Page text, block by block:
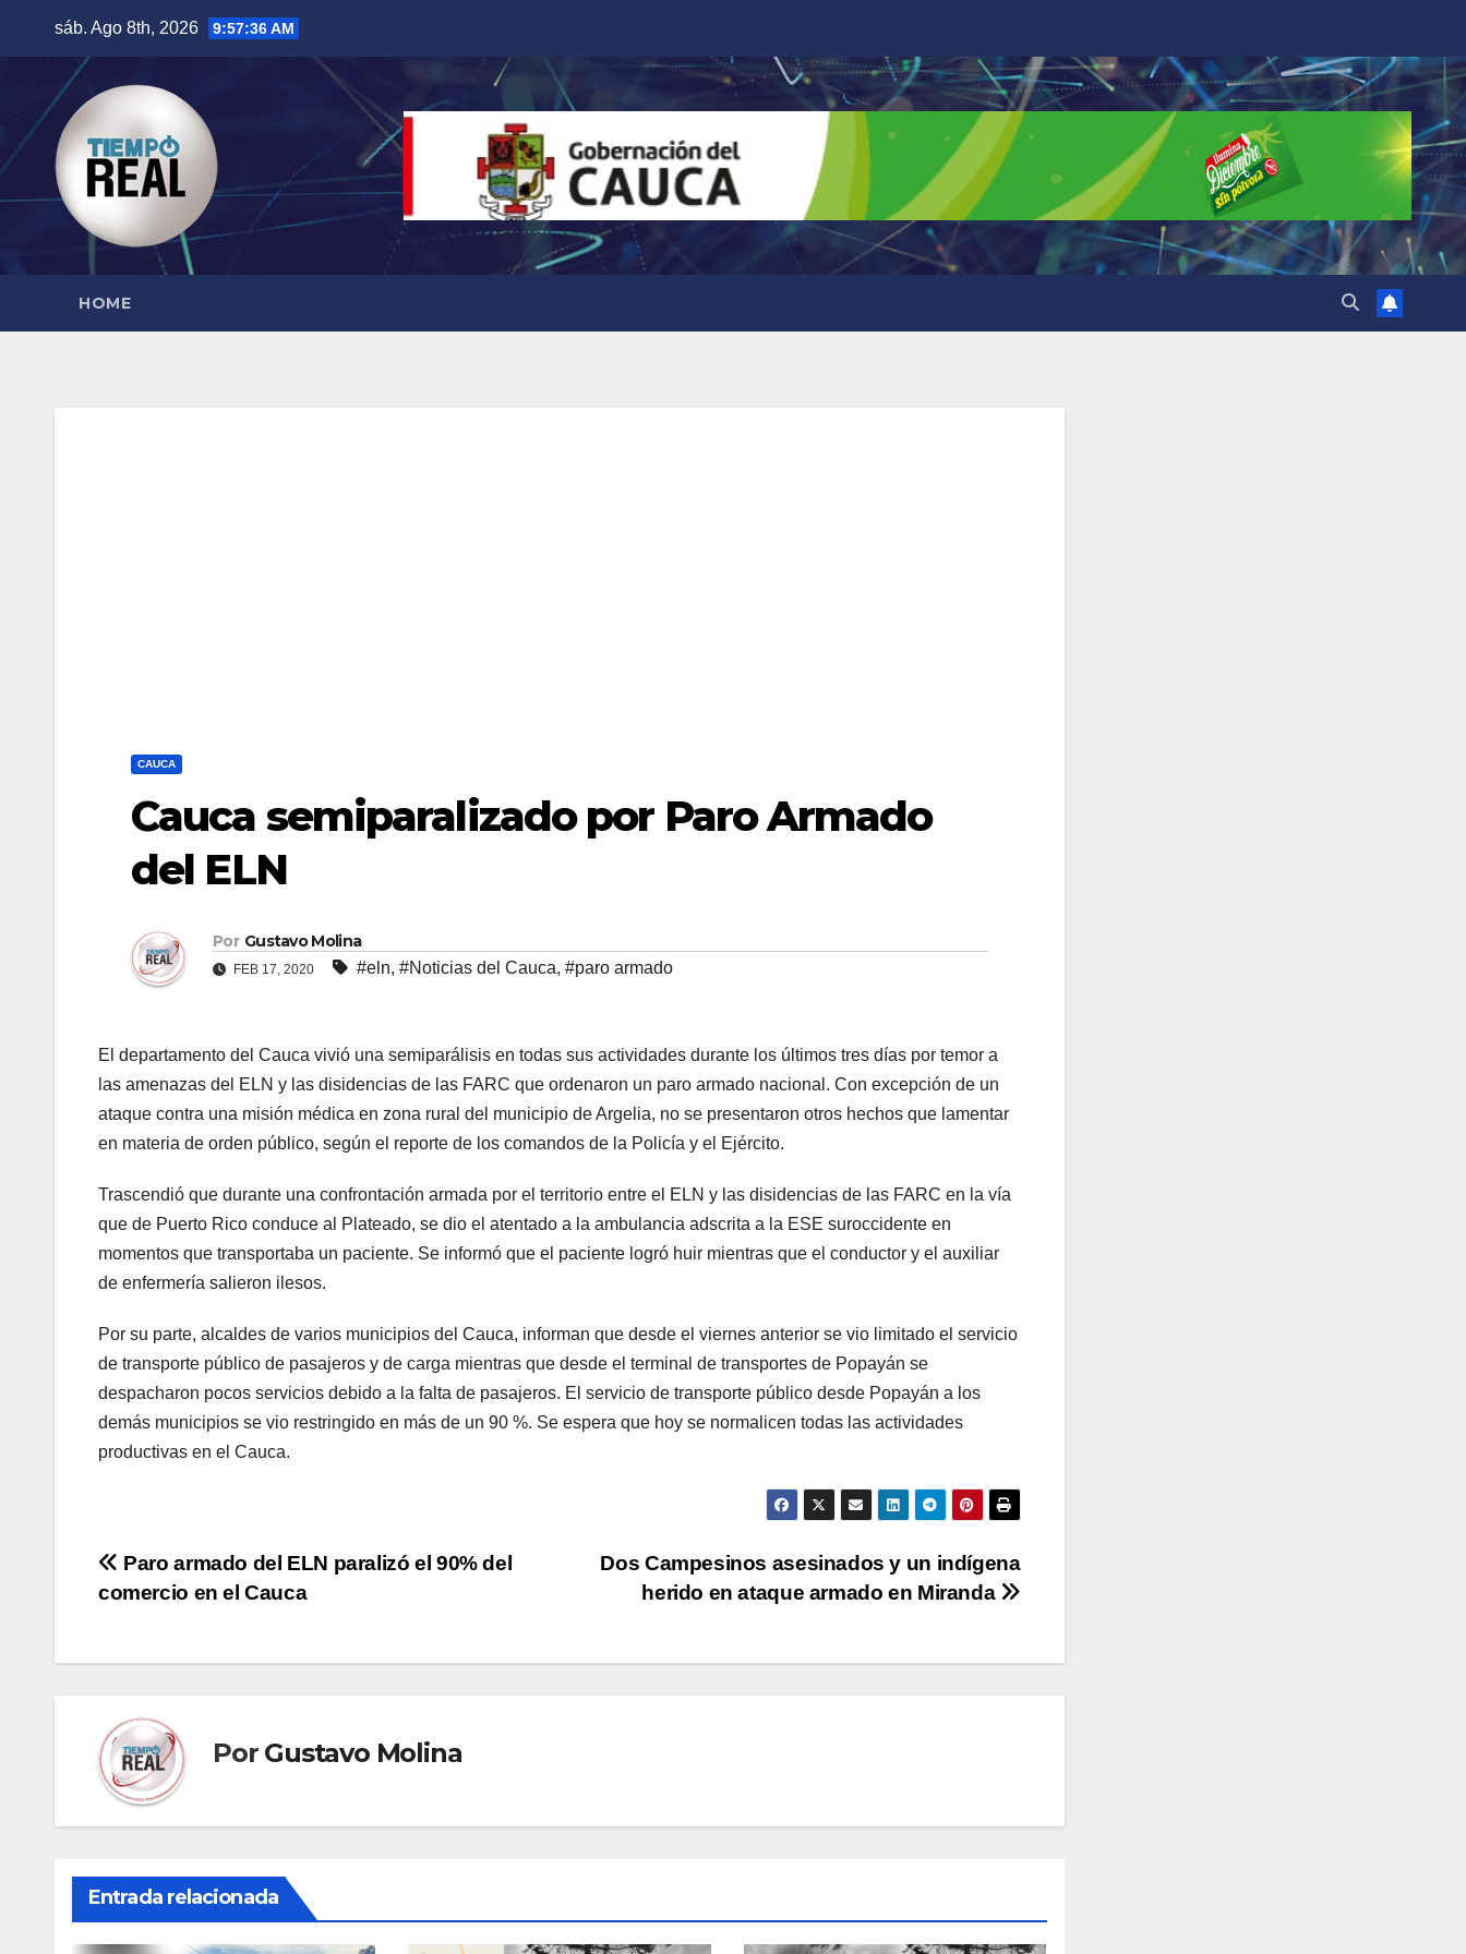
contenido
sáb. Ago 8th, 2026 9:57:37 AM
HOME
CAUCA
Cauca semiparalizado por Paro Armado
del ELN
Por Gustavo Molina
FEB 17, 2020 #eln, #Noticias del Cauca, #paro armado
El departamento del Cauca vivió una semiparálisis en todas sus actividades durante los últimos tres días por temor a
las amenazas del ELN y las disidencias de las FARC que ordenaron un paro armado nacional. Con excepción de un
ataque contra una misión médica en zona rural del municipio de Argelia, no se presentaron otros hechos que lamentar
en materia de orden público, según el reporte de los comandos de la Policía y el Ejército.
Trascendió que durante una confrontación armada por el territorio entre el ELN y las disidencias de las FARC en la vía
que de Puerto Rico conduce al Plateado, se dio el atentado a la ambulancia adscrita a la ESE suroccidente en
momentos que transportaba un paciente. Se informó que el paciente logró huir mientras que el conductor y el auxiliar
de enfermería salieron ilesos.
Por su parte, alcaldes de varios municipios del Cauca, informan que desde el viernes anterior se vio limitado el servicio
de transporte público de pasajeros y de carga mientras que desde el terminal de transportes de Popayán se
despacharon pocos servicios debido a la falta de pasajeros. El servicio de transporte público desde Popayán a los
demás municipios se vio restringido en más de un 90 %. Se espera que hoy se normalicen todas las actividades
productivas en el Cauca.
Navegación
entradas
Dos Campesinos asesinados y un indígena
herido en ataque armado en Miranda
Paro armado del ELN paralizó el 90% del
comercio en el Cauca
Por Gustavo Molina
Entrada relacionada